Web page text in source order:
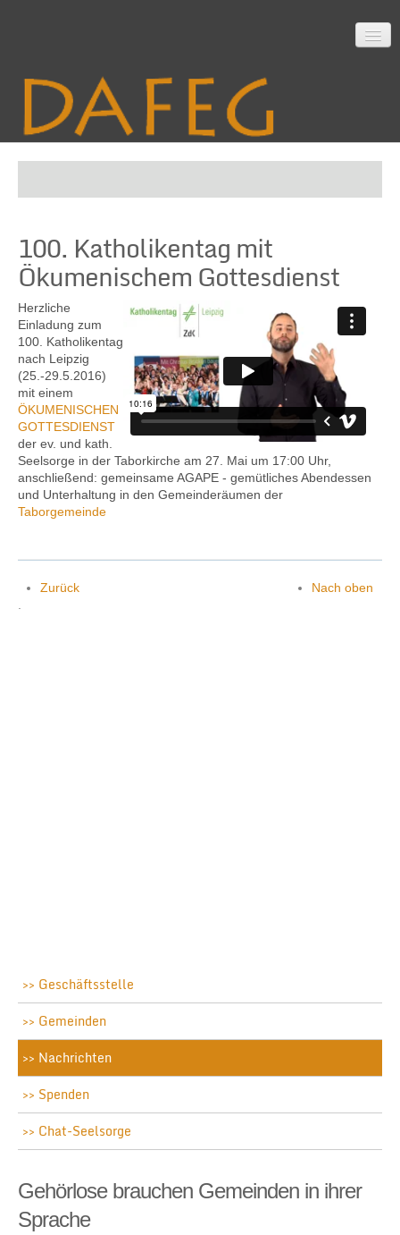
Mitarbeit
Material
Themen
Kontakt
100. Katholikentag mit
Ökumenischem Gottesdienst
Herzliche
Einladung zum
100. Katholikentag
nach Leipzig
(25.-29.5.2016)
mit einem
ÖKUMENISCHEN
GOTTESDIENST
der ev. und kath.
Seelsorge in der Taborkirche am 27. Mai um 17:00 Uhr,
anschließend: gemeinsame AGAPE ‐ gemütliches Abendessen
und Unterhaltung in den Gemeinderäumen der
Taborgemeinde
Zurück
Nach oben
Geschäftsstelle
Gemeinden
Nachrichten
Spenden
Chat-Seelsorge
Gehörlose brauchen Gemeinden in ihrer
Sprache